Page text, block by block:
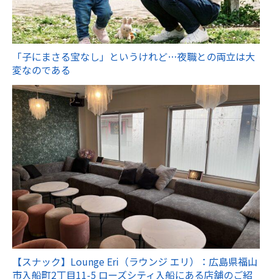
「子にまさる宝なし」というけれど…夜職との両立は大
変なのである
【スナック】Lounge Eri（ラウンジ エリ）：広島県福山
市入船町2丁目11-5 ローズシティ入船にある店舗のご紹